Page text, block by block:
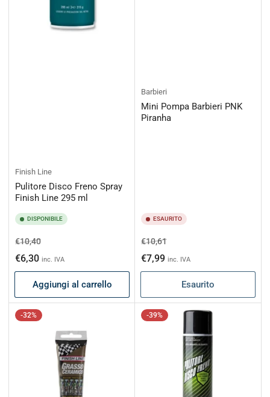
Finish Line
Pulitore Disco Freno Spray
Finish Line 295 ml
DISPONIBILE
Prezzo
di
listino
€10,40Prezzo
scontato
€6,30 inc. IVA
Aggiungi al carrello
Barbieri
Mini Pompa Barbieri PNK
Piranha
ESAURITO
Prezzo
di
listino
€10,61Prezzo
scontato
€7,99 inc. IVA
Esaurito
-32% -39%